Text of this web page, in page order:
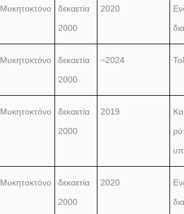
Μυκητοκτόνο
δεκαετία
2000
2020
Μυκητοκτόνο
δεκαετία
2000
~2024
Μυκητοκτόνο
δεκαετία
2000
2019
Μυκητοκτόνο
δεκαετία
2000
2020